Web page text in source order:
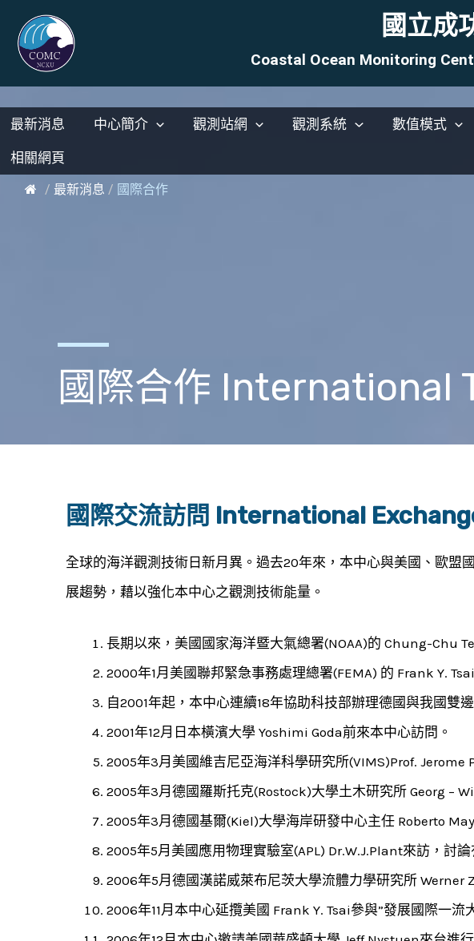
最新消息 中心簡介 觀測站網 觀測系統 數值模式
相關網頁
/ 最新消息 / 國際合作
國立成
Coastal Ocean Monitoring
國際合作 International
國際交流訪問 International
全球的海洋觀測技術日新月異。過去20年來，本中心與美國、歐盟
展趨勢，藉以強化本中心之觀測技術能量。
長期以來，美國國家海洋暨大氣總署(NOAA)的 Chung-Chu
2000年1月美國聯邦緊急事務處理總署(FEMA) 的 Frank Y.
自2001年起，本中心連續18年協助科技部辦理德國與我國
2001年12月日本橫濱大學 Yoshimi Goda前來本中心訪問。
2005年3月美國維吉尼亞海洋科學研究所(VIMS)Prof.
2005年3月德國羅斯托克(Rostock)大學土木研究所 Georg –
2005年3月德國基爾(Kiel)大學海岸研發中心主任 Roberto
2005年5月美國應用物理實驗室(APL) Dr.W.J.Plant來訪，討
2006年5月德國漢諾威萊布尼茨大學流體力學研究所 Werner
2006年11月本中心延攬美國 Frank Y. Tsai參與”發展國際一流